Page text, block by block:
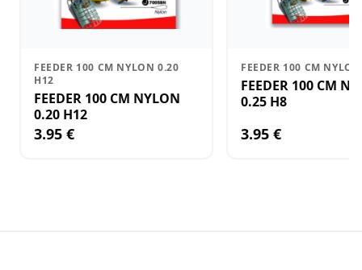
FEEDER 100 CM NYLON 0.20
H12
FEEDER 100 CM NYLON
0.20 H12
3.95 €
FEEDER 100 CM
FEEDER 100 CM
0.25 H8
3.95 €